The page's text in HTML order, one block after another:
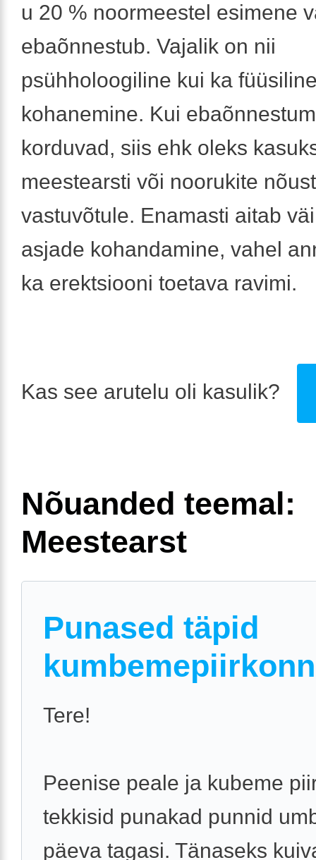
u 20 % noormeestel esimene
ebaõnnestub. Vajalik on nii
psühholoogiline kui ka
kohanemine. Kui
korduvad, siis ehk oleks
meestearsti või noorukite
vastuvõtule. Enamasti aitab
asjade kohandamine, vahel
ka erektsiooni toetava ravimi.
Kas see arutelu oli kasulik?
Nõuanded teemal:
Meestearst
Punased täpid
Tere!
Peenise peale ja kubeme
tekkisid punakad punnid
päeva tagasi. Tänaseks